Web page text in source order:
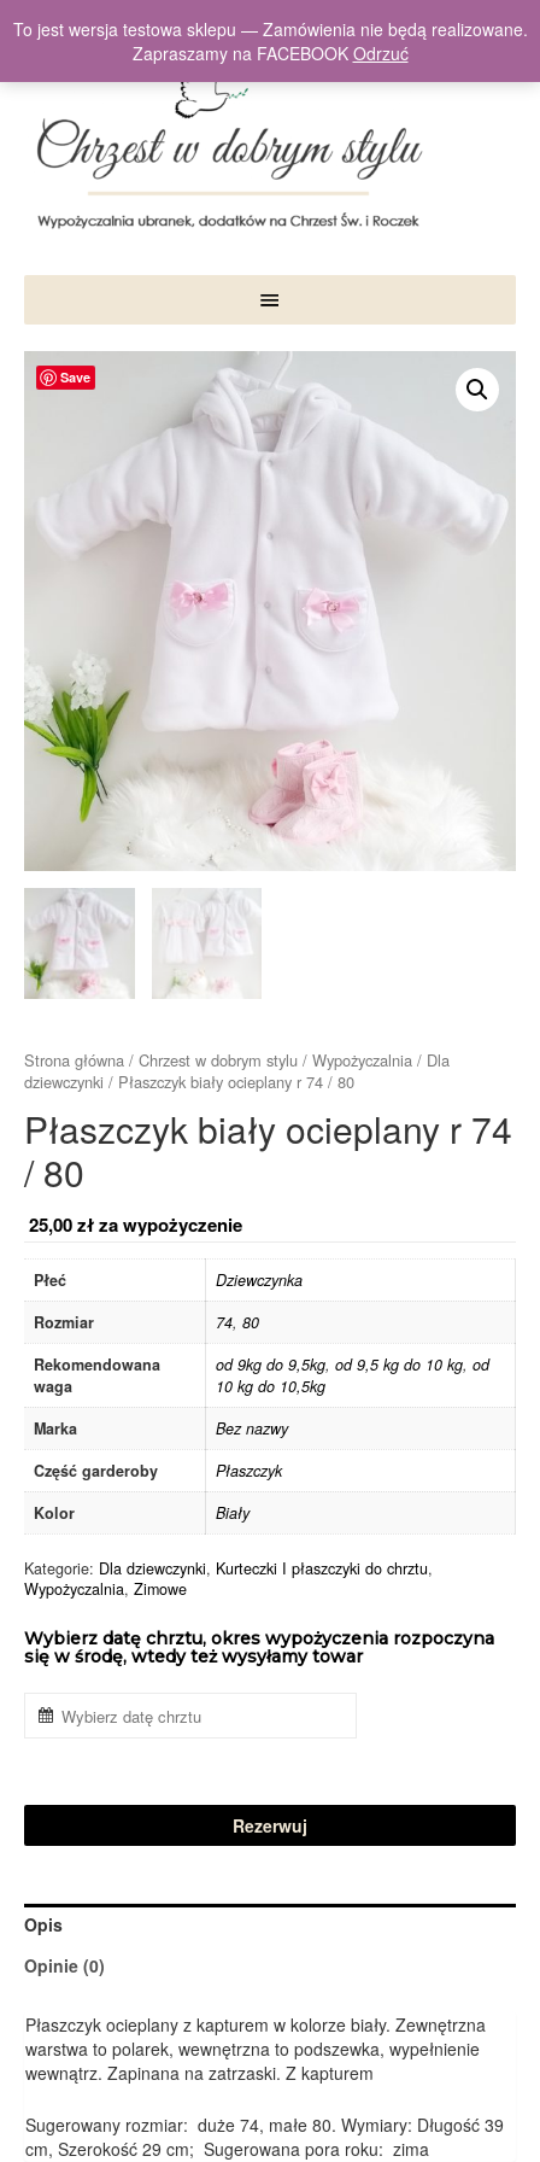
Save
Strona główna / Chrzest w dobrym stylu / Wypożyczalnia / Dla
dziewczynki / Płaszczyk biały ocieplany r 74 / 80
Płaszczyk biały ocieplany r 74
/ 80
25,00złza wypożyczenie
Wybierz datę chrztu, okres wypożyczenia rozpoczyna
się w środę, wtedy też wysyłamy towar
Rezerwuj
Płeć
Dziewczynka
Rozmiar
74, 80
Rekomendowana
waga
od 9kg do 9,5kg, od 9,5 kg do 10 kg, od
10 kg do 10,5kg
Marka
Bez nazwy
Część garderoby
Płaszczyk
Kolor
Biały
Kategorie: Dla dziewczynki, Kurteczki I płaszczyki do chrztu,
Wypożyczalnia, Zimowe
Opis
Opinie (0)
Płaszczyk ocieplany z kapturem w kolorze biały. Zewnętrzna
warstwa to polarek, wewnętrzna to podszewka, wypełnienie
wewnątrz. Zapinana na zatrzaski. Z kapturem
Sugerowany rozmiar: duże 74, małe 80. Wymiary: Długość 39
cm, Szerokość 29 cm; Sugerowana pora roku: zima
To jest wersja testowa sklepu — Zamówienia nie będą realizowane.
Zapraszamy na FACEBOOK Odrzuć